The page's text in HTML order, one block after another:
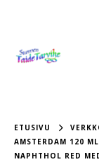
ETUSIVU
AMSTERDAM 120
NAPHTHOL RED